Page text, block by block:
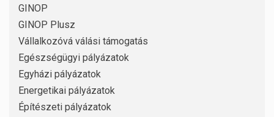
GINOP
GINOP Plusz
Vállalkozóvá válási támogatás
Egészségügyi pályázatok
Egyházi pályázatok
Energetikai pályázatok
Építészeti pályázatok